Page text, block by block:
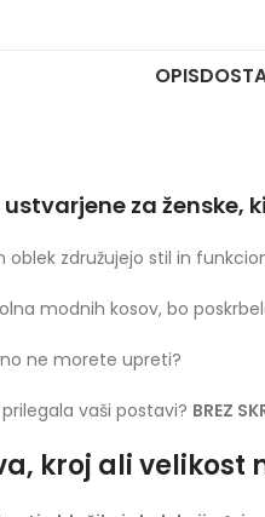
OPIS
ustvarjene za
oblek združujejo stil in
modnih kosov, bo
ne morete upreti?
vaši postavi? BREZ
kroj ali velikost